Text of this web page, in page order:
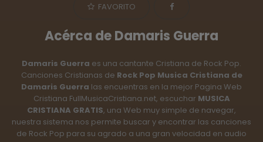
FAVORITO
Acérca de Damaris Guerra
Damaris Guerra es una cantante Cristiana de Rock Pop.
Canciones Cristianas de Rock Pop Musica Cristiana de
Damaris Guerra las encuentras en la mejor Pagina Web
Cristiana FullMusicaCristiana.net, escuchar MUSICA
CRISTIANA GRATIS, una Web muy simple de navegar,
nuestra sistema nos permite buscar y encontrar las canciones
de Rock Pop para su agrado a una gran velocidad en audio